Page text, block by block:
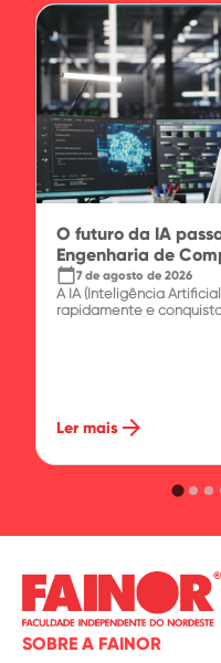
O futuro da IA
Engenharia de
calendar_today7 de agosto de 2026
A IA (Inteligência
rapidamente e
Ler mais arrow_forward
SOBRE A FAINOR